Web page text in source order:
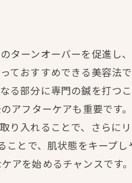
ターンオーバーを促進し
ておすすめできる美容法
る部分に専門の鍼を打つ
アフターケアも重要です
り入れることで、さらに
とで、肌状態をキープ
アを始めるチャンスです。